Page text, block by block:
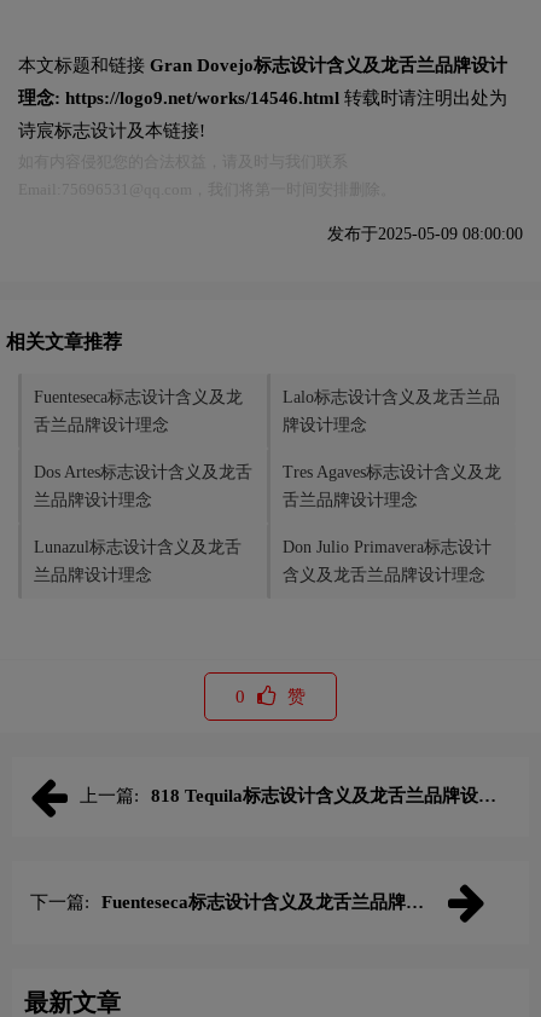
本文标题和链接 Gran Dovejo标志设计含义及龙舌兰品牌设计
理念: https://logo9.net/works/14546.html 转载时请注明出处为
诗宸标志设计及本链接!
发布于2025-05-09 08:00:00
相关文章推荐
Fuenteseca标志设计含义及龙
舌兰品牌设计理念
Lalo标志设计含义及龙舌兰品
牌设计理念
Dos Artes标志设计含义及龙舌
兰品牌设计理念
Tres Agaves标志设计含义及龙
舌兰品牌设计理念
Lunazul标志设计含义及龙舌
兰品牌设计理念
Don Julio Primavera标志设计
含义及龙舌兰品牌设计理念
0 赞
上一篇:
818 Tequila标志设计含义及龙舌兰品牌设计
下一篇:
Fuenteseca标志设计含义及龙舌兰品牌设
最新文章